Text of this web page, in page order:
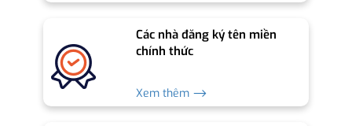
Các nhà đăng ký tên miền
chính thức
Xem thêm ⟶